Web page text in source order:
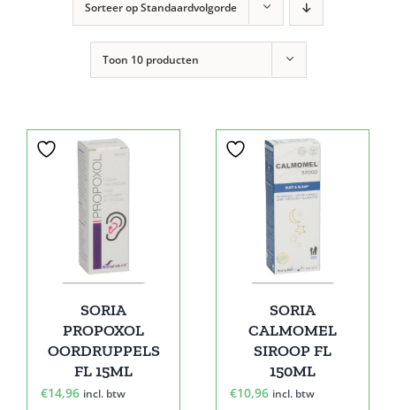
Sorteer opStandaardvolgorde
Toon 10 producten
SORIA
PROPOXOL
OORDRUPPELS
FL 15ML
€14,96 incl. btw
SORIA
CALMOMEL
SIROOP FL
150ML
€10,96 incl. btw